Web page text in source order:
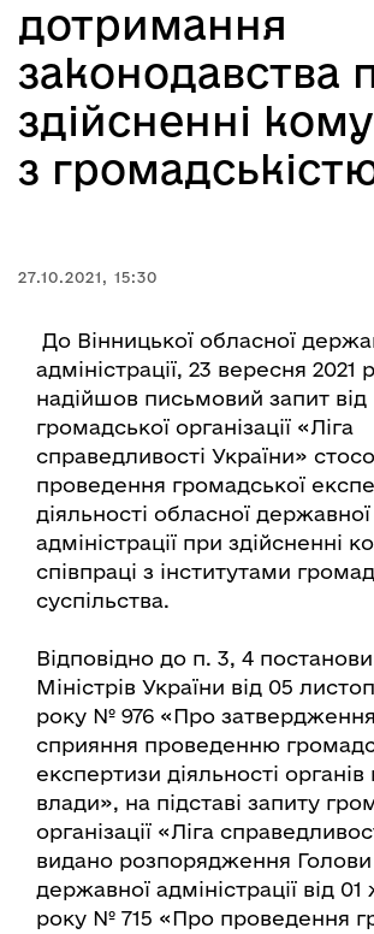
дотримання
законодавства
здійсненні
з
27.10.2021, 15:30
До Вінницької обласної
адміністрації, 23 вересня 2021
надійшов письмовий запит від
громадської організації «Ліга
справедливості України»
проведення громадської
діяльності обласної державної
адміністрації при здійсненні
співпраці з інститутами
суспільства.
Відповідно до п. 3, 4
Міністрів України від 05
року № 976 «Про
сприяння проведенню
експертизи діяльності органів
влади», на підставі запиту
організації «Ліга
видано розпорядження Голови
державної адміністрації від 01
року № 715 «Про проведення